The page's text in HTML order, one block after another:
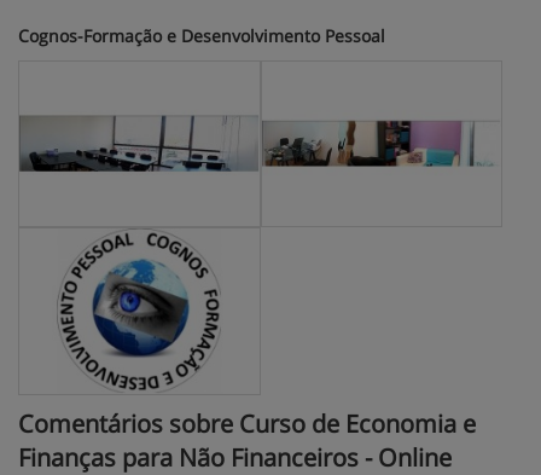
Cognos-Formação e Desenvolvimento Pessoal
Comentários sobre Curso de Economia e
Finanças para Não Financeiros - Online